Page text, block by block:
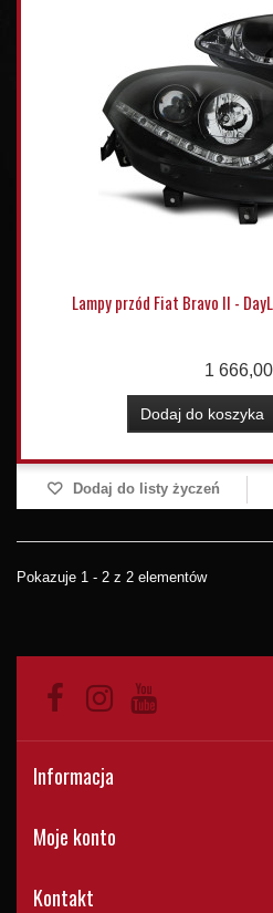
Lampy przód Fiat Bravo II -
1 666,00
Dodaj do koszyka
Dodaj do listy życzeń
Pokazuje 1 - 2 z 2 elementów
Informacja
Moje konto
Kontakt